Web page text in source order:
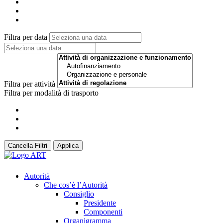
Filtra per data
Filtra per attività
Filtra per modalità di trasporto
Cancella Filtri Applica
Autorità
Che cos’è l’Autorità
Consiglio
Presidente
Componenti
Organigramma